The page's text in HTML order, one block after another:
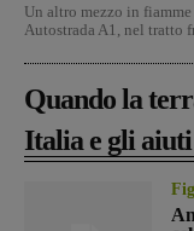
Un altro mezzo in
Autostrada A1, nel tratto
Quando la
Italia e gli